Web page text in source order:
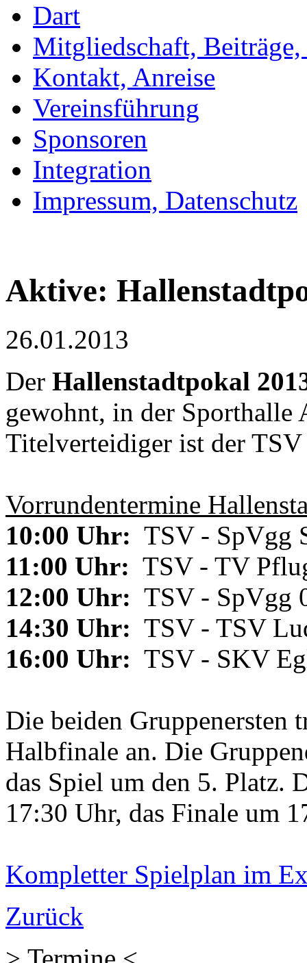
Dart
Mitgliedschaft,
Kontakt, Anreise
Vereinsführung
Sponsoren
Integration
Impressum, Datenschutz
Aktive:
26.01.2013
Der Hallenstadtpokal
gewohnt, in der Sporthalle
Titelverteidiger ist der
Vorrundentermine
10:00 Uhr: TSV - SpVgg
11:00 Uhr: TSV - TV
12:00 Uhr: TSV - SpVgg
14:30 Uhr: TSV - TSV
16:00 Uhr: TSV - SKV
Die beiden Gruppenersten
Halbfinale an. Die
das Spiel um den 5. Platz.
17:30 Uhr, das Finale um
Kompletter Spielplan im
Zurück